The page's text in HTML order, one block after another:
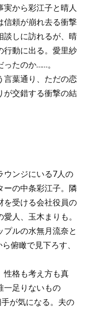
実から彩江子と晴人
信頼が崩れ去る衝撃
談しに訪れるが、晴
行動に出る。愛里紗
たのか……。
言葉通り、ただの恋
が交錯する衝撃の結
ウンジにいる7人の
ーの中条彩江子。隣
を受ける会社役員の
人、玉木まりも。
ルの水無月流奈と
俯瞰で見下ろす、
性格も考え方も真
一足りないもの
が気になる。夫の